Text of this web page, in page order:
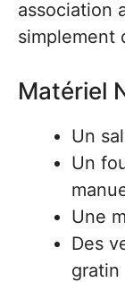
association
simplement
Matériel
Un
Un
Une
Des
gratin